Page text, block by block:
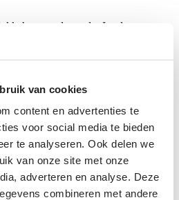
van cookies
content en advertenties te
voor social media te bieden
te analyseren. Ook delen we
van onze site met onze
adverteren en analyse. Deze
combineren met andere
zu und von der Insel.
ab
Terschelling und möchten Sie
Buchen Sie jetzt das Inselhüpf-
ab
11,25